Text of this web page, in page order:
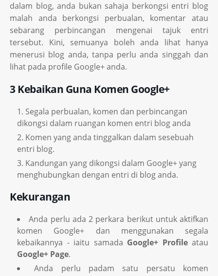
dalam blog, anda bukan sahaja berkongsi entri blog
malah anda berkongsi perbualan, komentar atau
sebarang perbincangan mengenai tajuk entri
tersebut. Kini, semuanya boleh anda lihat hanya
menerusi blog anda, tanpa perlu anda singgah dan
lihat pada profile Google+ anda.
3 Kebaikan Guna Komen Google+
Segala perbualan, komen dan perbincangan
dikongsi dalam ruangan komen entri blog anda
Komen yang anda tinggalkan dalam sesebuah
entri blog.
Kandungan yang dikongsi dalam Google+ yang
menghubungkan dengan entri di blog anda.
Kekurangan
Anda perlu ada 2 perkara berikut untuk aktifkan
komen Google+ dan menggunakan segala
kebaikannya - iaitu samada Google+ Profileatau
Google+ Page.
Anda perlu padam satu persatu komen